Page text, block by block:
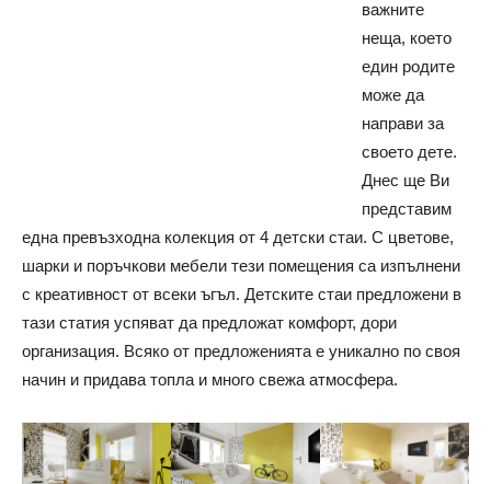
важните
неща, което
един родите
може да
направи за
своето дете.
Днес ще Ви
представим
една превъзходна колекция от 4 детски стаи. С цветове,
шарки и поръчкови мебели тези помещения са изпълнени
с креативност от всеки ъгъл. Детските стаи предложени в
тази статия успяват да предложат комфорт, дори
организация. Всяко от предложенията е уникално по своя
начин и придава топла и много свежа атмосфера.